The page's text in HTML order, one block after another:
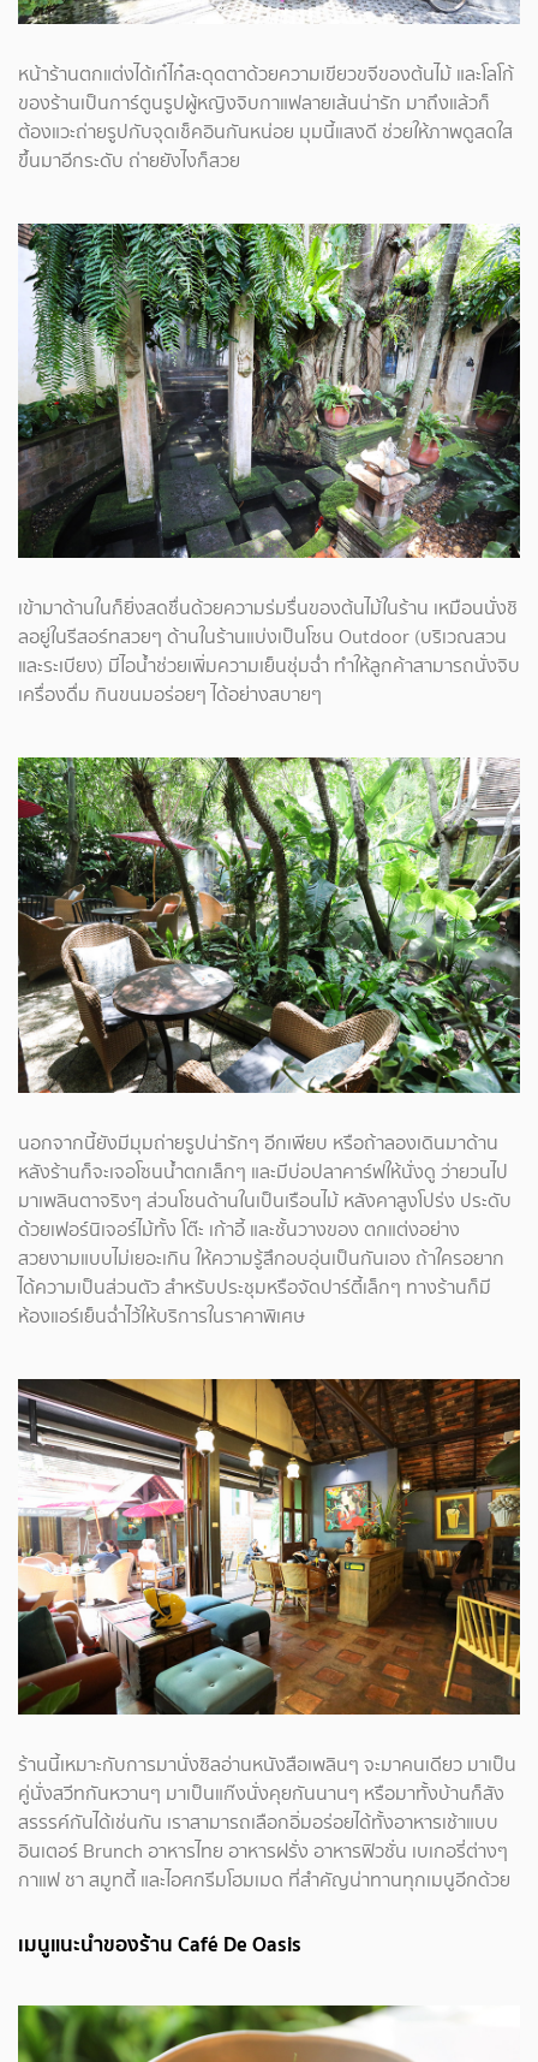
หน้าร้านตกแต่งได้เก๋ไก๋สะดุดตาด้วยความเขียวขจีของต้นไม้ และโลโก้
ของร้านเป็นการ์ตูนรูปผู้หญิงจิบกาแฟลายเส้นน่ารัก มาถึงแล้วก็
ต้องแวะถ่ายรูปกับจุดเช็คอินกันหน่อย มุมนี้แสงดี ช่วยให้ภาพดูสดใส
ขึ้นมาอีกระดับ ถ่ายยังไงก็สวย
เข้ามาด้านในก็ยิ่งสดชื่นด้วยความร่มรื่นของต้นไม้ในร้าน เหมือนนั่งชิ
ลอยู่ในรีสอร์ทสวยๆ ด้านในร้านแบ่งเป็นโซน Outdoor (บริเวณสวน
และระเบียง) มีไอน้ำช่วยเพิ่มความเย็นชุ่มฉ่ำ ทำให้ลูกค้าสามารถนั่งจิบ
เครื่องดื่ม กินขนมอร่อยๆ ได้อย่างสบายๆ
นอกจากนี้ยังมีมุมถ่ายรูปน่ารักๆ อีกเพียบ หรือถ้าลองเดินมาด้าน
หลังร้านก็จะเจอโซนน้ำตกเล็กๆ และมีบ่อปลาคาร์ฟให้นั่งดู ว่ายวนไป
มาเพลินตาจริงๆ ส่วนโซนด้านในเป็นเรือนไม้ หลังคาสูงโปร่ง ประดับ
ด้วยเฟอร์นิเจอร์ไม้ทั้ง โต๊ะ เก้าอี้ และชั้นวางของ ตกแต่งอย่าง
สวยงามแบบไม่เยอะเกิน ให้ความรู้สึกอบอุ่นเป็นกันเอง ถ้าใครอยาก
ได้ความเป็นส่วนตัว สำหรับประชุมหรือจัดปาร์ตี้เล็กๆ ทางร้านก็มี
ห้องแอร์เย็นฉ่ำไว้ให้บริการในราคาพิเศษ
ร้านนี้เหมาะกับการมานั่งซิลอ่านหนังสือเพลินๆ จะมาคนเดียว มาเป็น
คู่นั่งสวีทกันหวานๆ มาเป็นแก๊งนั่งคุยกันนานๆ หรือมาทั้งบ้านก็สัง
สรรรค์กันได้เช่นกัน เราสามารถเลือกอิ่มอร่อยได้ทั้งอาหารเช้าแบบ
อินเตอร์ Brunch อาหารไทย อาหารฝรั่ง อาหารฟิวชั่น เบเกอรี่ต่างๆ
กาแฟ ชา สมูทตี้ และไอศกรีมโฮมเมด ที่สำคัญน่าทานทุกเมนูอีกด้วย
เมนูแนะนำของร้าน Café De Oasis